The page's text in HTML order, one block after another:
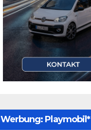
Werbung: Playmobil*